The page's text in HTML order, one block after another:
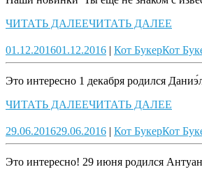
ЧИТАТЬ ДАЛЕЕЧИТАТЬ ДАЛЕЕ
01.12.201601.12.2016 | Кот БукерКот
Это интересно 1 декабря родился
ЧИТАТЬ ДАЛЕЕЧИТАТЬ ДАЛЕЕ
29.06.201629.06.2016 | Кот БукерКот
Это интересно! 29 июня родился